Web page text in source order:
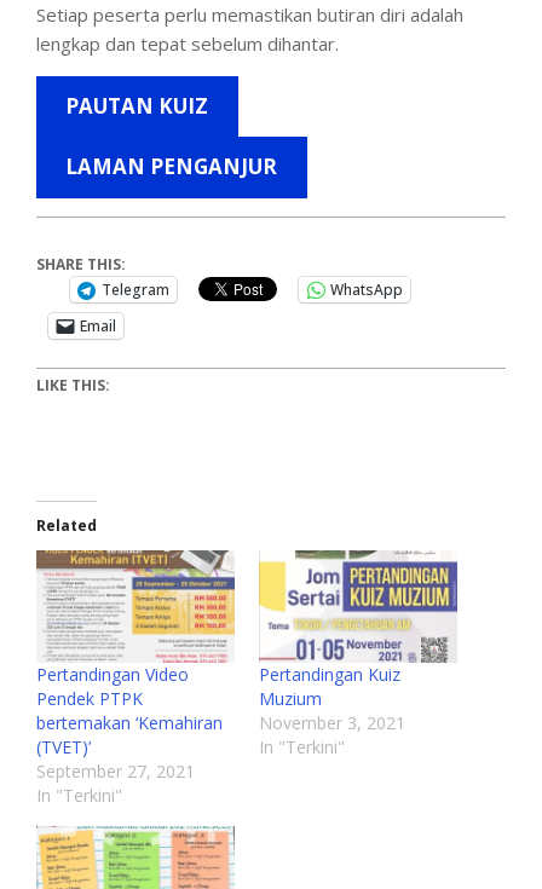
Setiap peserta perlu memastikan butiran diri adalah
lengkap dan tepat sebelum dihantar.
PAUTAN KUIZ
LAMAN PENGANJUR
SHARE THIS:
Telegram
WhatsApp
Email
LIKE THIS:
Related
Pertandingan Video
Pendek PTPK
bertemakan ‘Kemahiran
(TVET)’
September 27, 2021
In "Terkini"
Pertandingan Kuiz
Muzium
November 3, 2021
In "Terkini"